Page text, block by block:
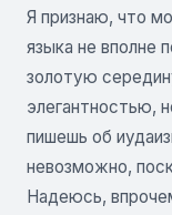
Я признаю, что
языка не вполне
золотую
элегантностью,
пишешь об
невозможно,
Надеюсь,